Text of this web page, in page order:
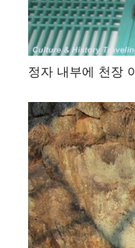
정자 내부에 천장